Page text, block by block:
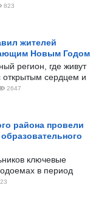
823
жителей
Новым Годом
регион, где живут
сердцем и
2647
района провели
ключевые
в период